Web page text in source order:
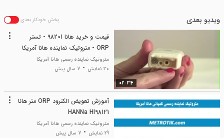
ویدیو بعدی پخش خودکار بعدی
02:34
قیمت و خرید هانا 98201 - تستر
ORP - متروتیک نماینده هانا آمریکا
متروتیک نماینده رسمی هانا آمریکا
30 نمایش
7 سال پیش
آموزش تعویض الکترود ORP متر هانا
HANNa HI98121
متروتیک نماینده رسمی هانا آمریکا
29 نمایش
7 سال پیش